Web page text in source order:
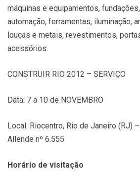
máquinas e equipamentos,
automação, ferramentas, iluminação,
louças e metais, revestimentos,
acessórios.
CONSTRUIR RIO 2012 – SERVIÇO
Data: 7 a 10 de NOVEMBRO
Local: Riocentro, Rio de Janeiro (RJ)
Allende nº 6.555
Horário de visitação